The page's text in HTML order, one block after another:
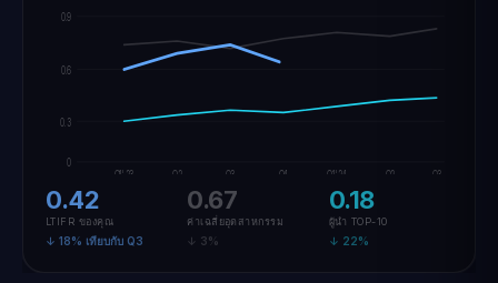
0.9
0.6
0.3
0
Q1'23 Q2 Q3 Q4 Q1'24 Q2 Q3
0.42
LTIFR ของคุณ
↓ 18% เทียบกับ Q3
0.67
ค่าเฉลี่ยอุตสาหกรรม
↓ 3%
0.18
ผู้นำ TOP-10
↓ 22%